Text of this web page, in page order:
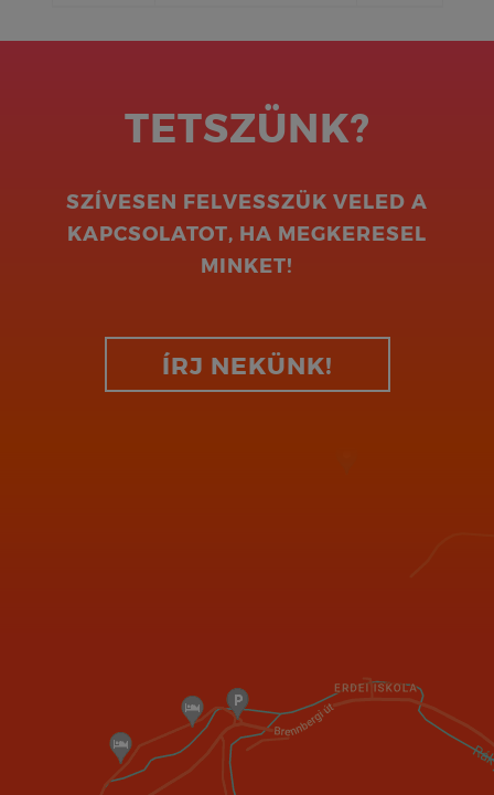
TETSZÜNK?
SZÍVESEN FELVESSZÜK VELED A
KAPCSOLATOT, HA MEGKERESEL
MINKET!
ÍRJ NEKÜNK!